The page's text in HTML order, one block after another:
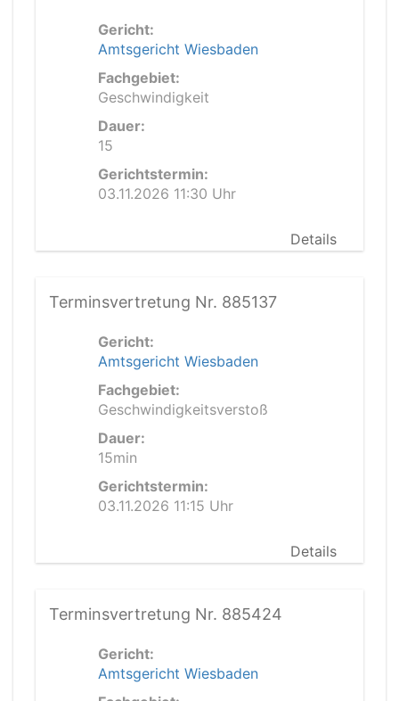
Gericht:
Amtsgericht Wiesbaden
Fachgebiet:
Geschwindigkeit
Dauer:
15
Gerichtstermin:
03.11.2026 11:30 Uhr
Details
Terminsvertretung Nr. 885137
Gericht:
Amtsgericht Wiesbaden
Fachgebiet:
Geschwindigkeitsverstoß
Dauer:
15min
Gerichtstermin:
03.11.2026 11:15 Uhr
Details
Terminsvertretung Nr. 885424
Gericht:
Amtsgericht Wiesbaden